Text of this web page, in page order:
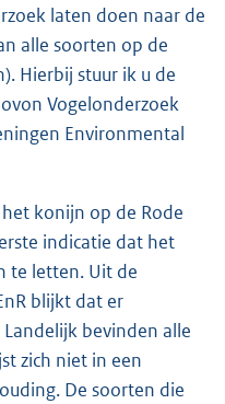
laten doen naar de
alle soorten op de
Hierbij stuur ik u de
Vogelonderzoek
Environmental
konijn op de Rode
indicatie dat het
te letten. Uit de
blijkt dat er
bevinden alle
zich niet in een
De soorten die